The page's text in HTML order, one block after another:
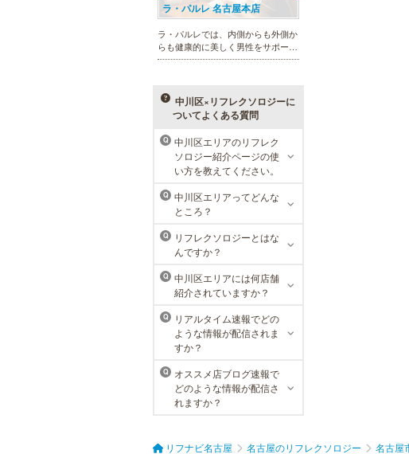
ラ・パルレ 名古屋本店
ラ・パルレでは、内側からも外側か
らも健康的に美しく男性をサポー
ト。脱メタボリックやダイエット、
メニューをご用意。お得な体験コー
スも多数！
MEN’S TBC 名古屋本店
メンズTBCは、創業以来男性の健康
的な美を追究してきました。豊富な
脱毛メニューを始め、フェイシャル
ケア、下腹引き締め等、各種お得な
体験コースを取り揃えています。選
べる種類の多さで初めての方も安心
中川区×リフレクソロジーに
ついてよくある質問
Q
中川区エリアのリフレク
ソロジー紹介ページの使
い方を教えてください。
Q
中川区エリアってどんな
ところ？
Q
リフレクソロジーとはな
んですか？
Q
中川区エリアには何店舗
紹介されていますか？
Q
リアルタイム速報でどの
ような情報が配信されま
すか？
Q
オススメ店ブログ速報で
どのような情報が配信さ
れますか？
リフナビ名古屋 名古屋のリフレクソロジー 名古屋